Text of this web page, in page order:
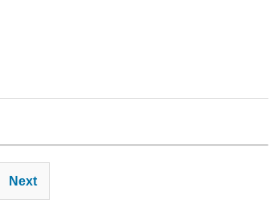
Next